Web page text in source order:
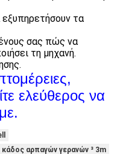
εξυπηρετήσουν τα
σας πώς να
τη μηχανή.
ελεύθερος να
κάδος αρπαγών γερανών ³ 3m